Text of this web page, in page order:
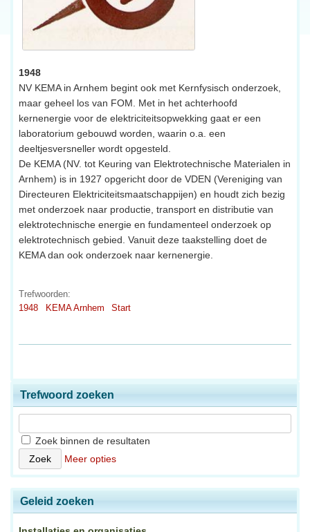
1948
NV KEMA in Arnhem begint ook met Kernfysisch onderzoek,
maar geheel los van FOM. Met in het achterhoofd
kernenergie voor de elektriciteitsopwekking gaat er een
laboratorium gebouwd worden, waarin o.a. een
deeltjesversneller wordt opgesteld.
De KEMA (NV. tot Keuring van Elektrotechnische Materialen in
Arnhem) is in 1927 opgericht door de VDEN (Vereniging van
Directeuren Elektriciteitsmaatschappijen) en houdt zich bezig
met onderzoek naar productie, transport en distributie van
elektrotechnische energie en fundamenteel onderzoek op
elektrotechnisch gebied. Vanuit deze taakstelling doet de
KEMA dan ook onderzoek naar kernenergie.
Trefwoorden:
1948
KEMA Arnhem Start
Trefwoord zoeken
Zoek binnen de resultaten
Meer opties
Geleid zoeken